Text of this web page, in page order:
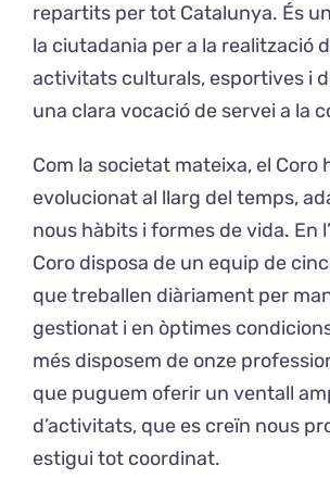
repartits per tot Catalunya. És
la ciutadania per a la realització
activitats culturals, esportives i
una clara vocació de servei a la
Com la societat mateixa, el Coro
evolucionat al llarg del temps,
nous hàbits i formes de vida. En
Coro disposa de un equip de
que treballen diàriament per
gestionat i en òptimes
més disposem de onze
que puguem oferir un ventall
d’activitats, que es creïn nous
estigui tot coordinat.